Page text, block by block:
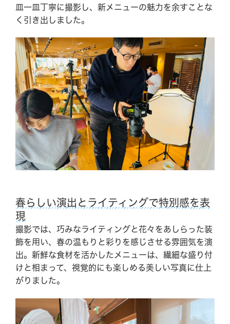
Experience
News & Topics
施設紹介
CAMP
アクセス情報
駐車場情報
周辺観光
お問い合わせ
Q&A
企業研修・セミナー
パンフレット
採用情報
Tripadvisor
LINE (The Day BBQ
Osaka)
YouTube
X
ご予約はこちら
皿一皿丁寧に撮影し、新メニューの魅力を余すことな
く引き出しました。
春らしい演出とライティングで特別感を表
現
撮影では、巧みなライティングと花々をあしらった装
飾を用い、春の温もりと彩りを感じさせる雰囲気を演
出。新鮮な食材を活かしたメニューは、繊細な盛り付
けと相まって、視覚的にも楽しめる美しい写真に仕上
がりました。